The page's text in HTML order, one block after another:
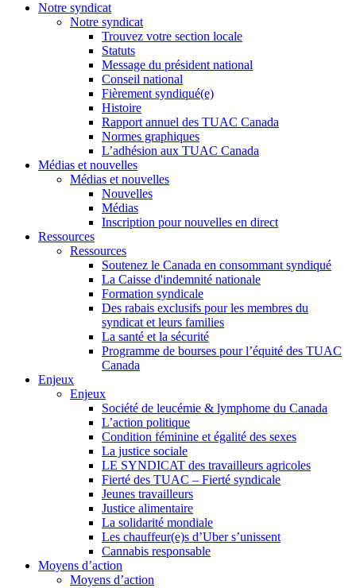
Notre syndicat
Notre syndicat
Trouvez votre section locale
Statuts
Message du président national
Conseil national
Fièrement syndiqué(e)
Histoire
Rapport annuel des TUAC Canada
Normes graphiques
L’adhésion aux TUAC Canada
Médias et nouvelles
Médias et nouvelles
Nouvelles
Médias
Inscription pour nouvelles en direct
Ressources
Ressources
Soutenez le Canada en consommant syndiqué
La Caisse d'indemnité nationale
Formation syndicale
Des rabais exclusifs pour les membres du
syndicat et leurs families
La santé et la sécurité
Programme de bourses pour l’équité des TUAC
Canada
Enjeux
Enjeux
Société de leucémie & lymphome du Canada
L’action politique
Condition féminine et égalité des sexes
La justice sociale
LE SYNDICAT des travailleurs agricoles
Fierté des TUAC – Fierté syndicale
Jeunes travailleurs
Justice alimentaire
La solidarité mondiale
Les chauffeur(e)s d’Uber s’unissent
Cannabis responsable
Moyens d’action
Moyens d’action